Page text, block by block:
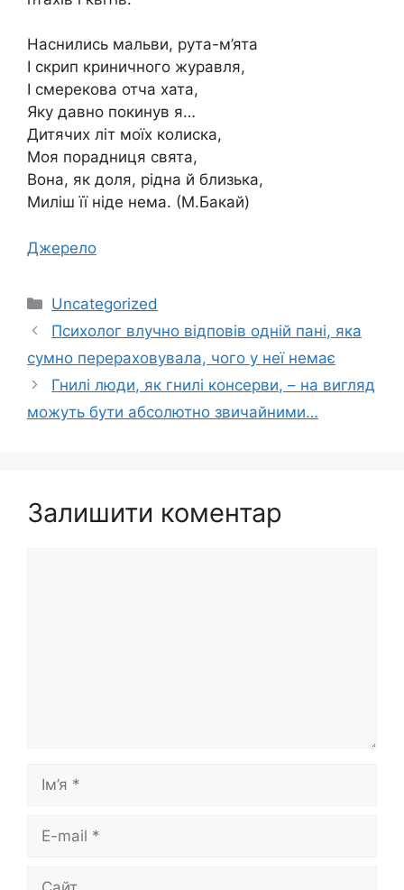
Наснились мальви, рута-м’ята
І скрип криничного журавля,
І смерекова отча хата,
Яку давно покинув я…
Дитячих літ моїх колиска,
Моя порадниця свята,
Вона, як доля, рідна й близька,
Миліш її ніде нема. (М.Бакай)
Джерело
Категорії
Uncategorized
Психолог влучно відповів одній пані, яка
сумно перераховувала, чого у неї немає
Гнилі люди, як гнилі консерви, – на вигляд
можуть бути абсолютно звичайними…
Залишити коментар
mail